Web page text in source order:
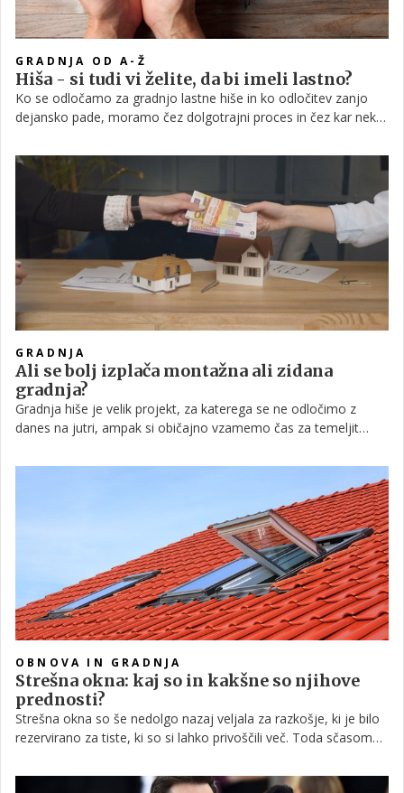
GRADNJA OD A-Ž
Hiša - si tudi vi želite, da bi imeli lastno?
Ko se odločamo za gradnjo lastne hiše in ko odločitev zanjo
dejansko pade, moramo čez dolgotrajni proces in čez kar nekaj
prej se moramo navadno odločiti, kakšno hišo si sploh želimo.
GRADNJA
Ali se bolj izplača montažna ali zidana
gradnja?
Gradnja hiše je velik projekt, za katerega se ne odločimo z
danes na jutri, ampak si običajno vzamemo čas za temeljit
montažna ali zidana hiša? O tem, kakšne so prednosti in
OBNOVA IN GRADNJA
Strešna okna: kaj so in kakšne so njihove
prednosti?
Strešna okna so še nedolgo nazaj veljala za razkošje, ki je bilo
rezervirano za tiste, ki so si lahko privoščili več. Toda sčasoma
naravna svetloba omejena, ali pri gradnji hiše, kjer je površina